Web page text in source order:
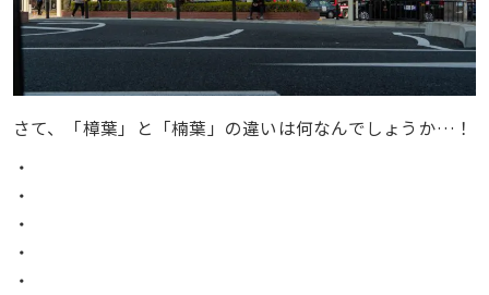
さて、「樟葉」と「楠葉」の違いは何なんでしょうか…！
・
・
・
・
・